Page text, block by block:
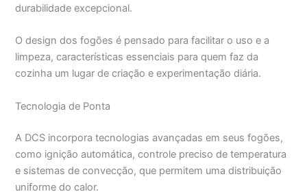
durabilidade excepcional.
O design dos fogões é pensado para facilitar o uso e a
limpeza, características essenciais para quem faz da
cozinha um lugar de criação e experimentação diária.
Tecnologia de Ponta
A DCS incorpora tecnologias avançadas em seus fogões,
como ignição automática, controle preciso de temperatura
e sistemas de convecção, que permitem uma distribuição
uniforme do calor.